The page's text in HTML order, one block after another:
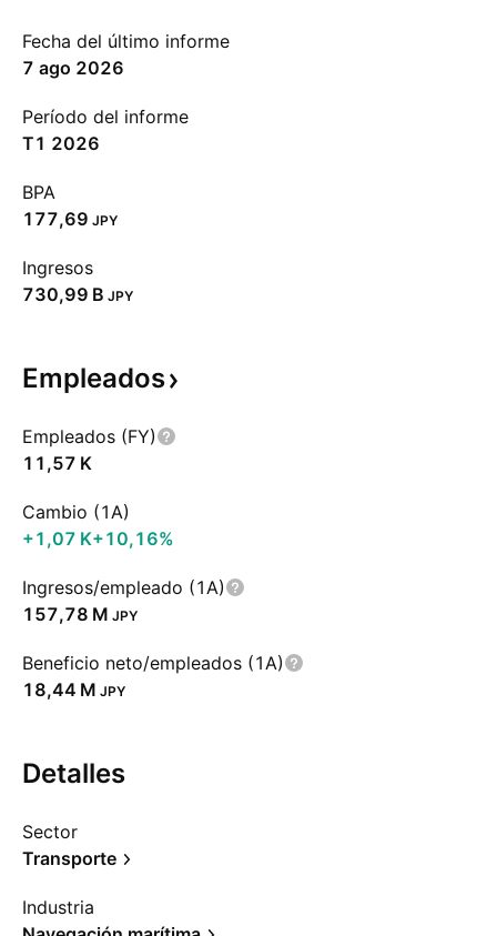
Fecha del último informe
7 ago 2026
Período del informe
T1 2026
BPA
177,69 JPY
Ingresos
‪730,99 B‬ JPY
Empleados
Empleados (FY)
‪11,57 K‬
Cambio (1A)
‪+1,07 K‬+10,16%
Ingresos/empleado (1A)
‪157,78 M‬ JPY
Beneficio neto/empleados (1A)
‪18,44 M‬ JPY
Detalles
Sector
Transporte
Industria